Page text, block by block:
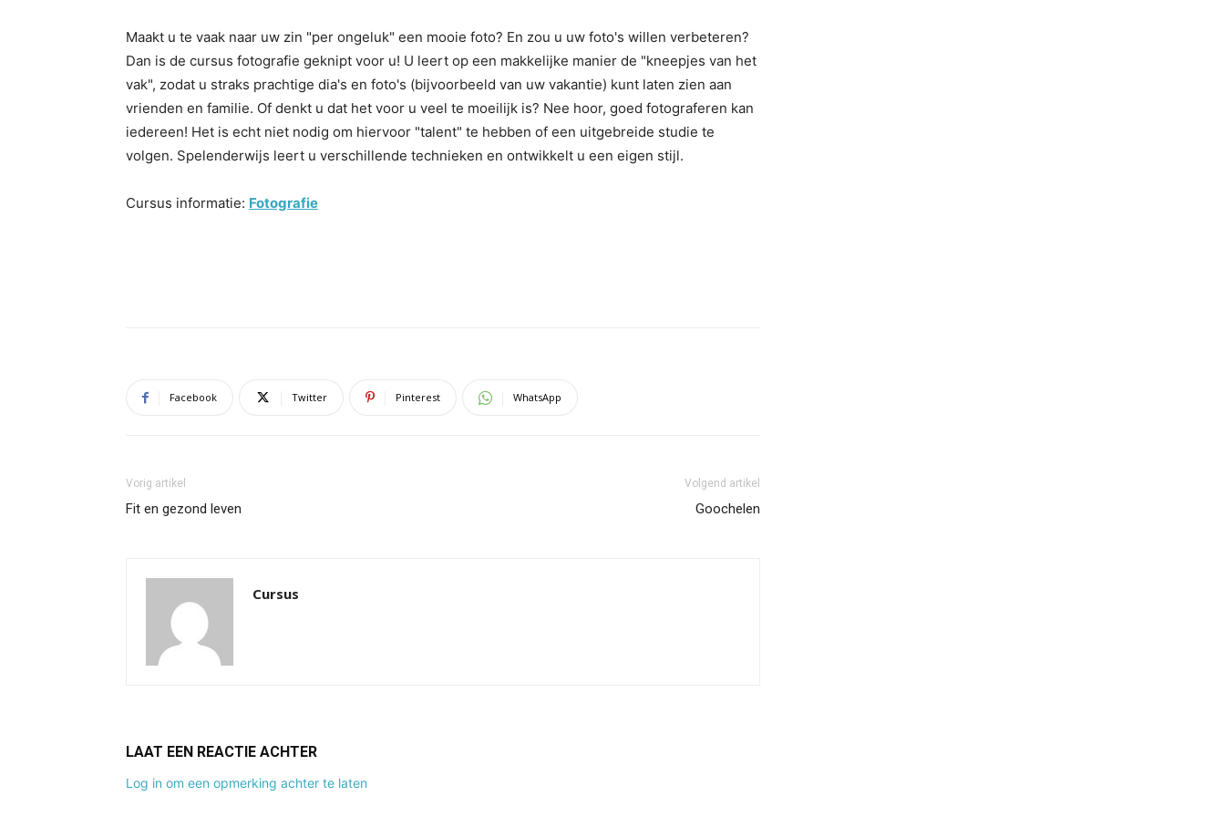
Maakt u te vaak naar uw zin "per ongeluk" een mooie foto? En zou u uw foto's willen verbeteren?
Dan is de cursus fotografie geknipt voor u! U leert op een makkelijke manier de "kneepjes van het
vak", zodat u straks prachtige dia's en foto's (bijvoorbeeld van uw vakantie) kunt laten zien aan
vrienden en familie. Of denkt u dat het voor u veel te moeilijk is? Nee hoor, goed fotograferen kan
iedereen! Het is echt niet nodig om hiervoor "talent" te hebben of een uitgebreide studie te
volgen. Spelenderwijs leert u verschillende technieken en ontwikkelt u een eigen stijl.
Cursus informatie: Fotografie
Facebook Twitter Pinterest WhatsApp
Vorig artikel
Fit en gezond leven
Volgend artikel
Goochelen
Cursus
LAAT EEN REACTIE ACHTER
Log in om een opmerking achter te laten